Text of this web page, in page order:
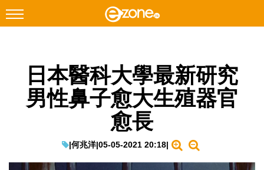
Facebook Instagram
科技焦點
教學評測
日本醫科大學最新研究
男性鼻子愈大生殖器官
愈長
|何兆洋|05-05-2021 20:18|